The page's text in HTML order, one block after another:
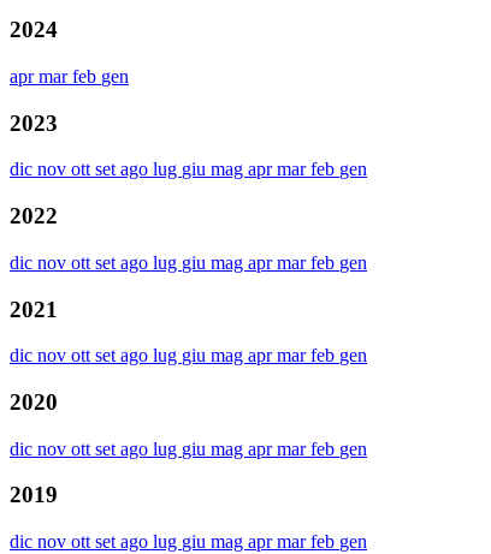
2024
aprmarfeb gen
2023
dic nov ott set ago lug giu mag aprmarfeb gen
2022
dic nov ott set ago lug giu mag aprmarfeb gen
2021
dic nov ott set ago lug giu mag aprmarfeb gen
2020
dic nov ott set ago lug giu mag aprmarfeb gen
2019
dic nov ott set ago lug giu mag aprmarfeb gen